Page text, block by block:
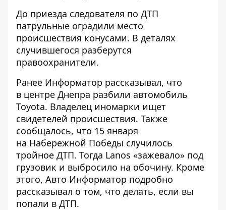
До приезда следователя по ДТП
патрульные оградили место
происшествия конусами. В деталях
случившегося разберутся
правоохранители.
Ранее Информатор рассказывал, что
в центре Днепра разбили автомобиль
Toyota. Владелец иномарки ищет
свидетелей происшествия. Также
сообщалось, что 15 января
на Набережной Победы случилось
тройное ДТП. Тогда Lanos «зажевало» под
грузовик и выбросило на обочину. Кроме
этого, Авто Информатор подробно
рассказывал о том, что делать, если вы
попали в ДТП.